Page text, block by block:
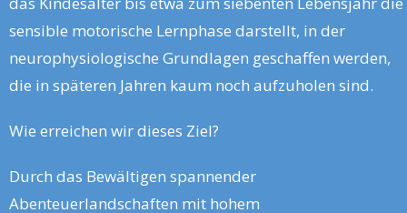
sensible motorische Lernphase darstellt, in der
neurophysiologische Grundlagen geschaffen werden,
die in späteren Jahren kaum noch aufzuholen sind.
Wie erreichen wir dieses Ziel?
Durch das Bewältigen spannender
Abenteuerlandschaften mit hohem